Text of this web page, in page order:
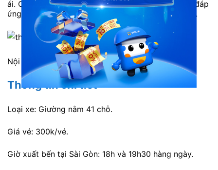
ái. Các tiện ích đi kèm cũng được trang bị đầy đủ, đáp
ứng được tối đa nhu cầu di chuyển của hành khách.
Nội thất xe giường nằm Thảo Lan
Thông tin chi tiết
Loại xe: Giường nằm 41 chỗ.
Giá vé: 300k/vé.
Giờ xuất bến tại Sài Gòn: 18h và 19h30 hàng ngày.